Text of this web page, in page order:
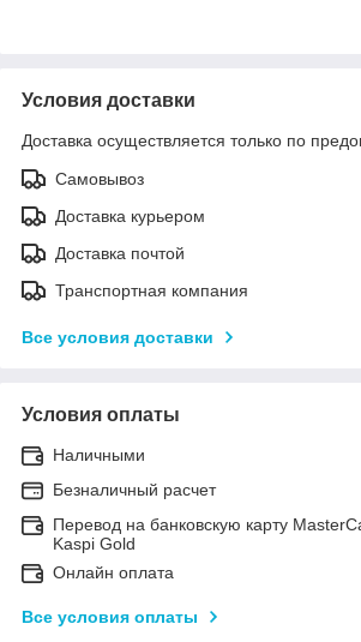
Условия доставки
Доставка осуществляется только по
Самовывоз
Доставка курьером
Доставка почтой
Транспортная компания
Все условия доставки
Условия оплаты
Наличными
Безналичный расчет
Перевод на банковскую карту
Kaspi Gold
Онлайн оплата
Все условия оплаты